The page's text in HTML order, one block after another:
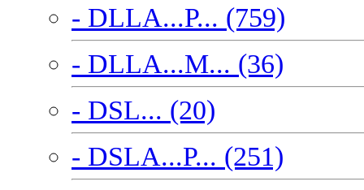
- DLLA...P... (759)
- DLLA...M... (36)
- DSL... (20)
- DSLA...P... (251)